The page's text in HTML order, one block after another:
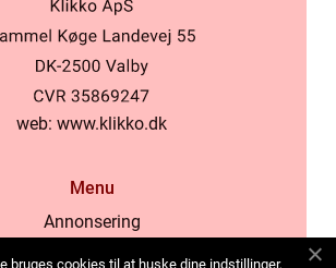
web: www.klikko.dk
Menu
Annonsering
bruges cookies til at huske dine indstillinger,